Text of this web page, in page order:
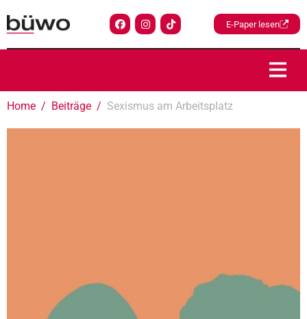
E-Paper lesen
Home Beiträge Sexismus am Arbeitsplatz